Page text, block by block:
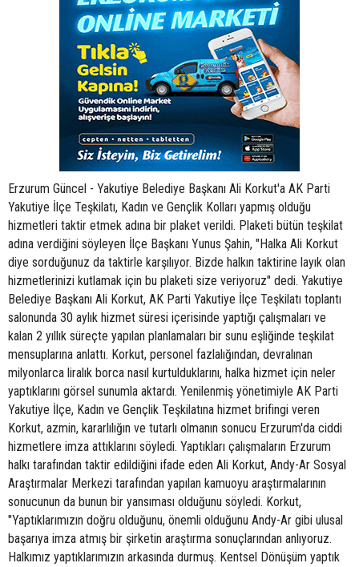
Erzurum Güncel - Yakutiye Belediye Başkanı Ali Korkut'a AK Parti
Yakutiye İlçe Teşkilatı, Kadın ve Gençlik Kolları yapmış olduğu
hizmetleri taktir etmek adına bir plaket verildi. Plaketi bütün teşkilat
adına verdiğini söyleyen İlçe Başkanı Yunus Şahin, "Halka Ali Korkut
diye sorduğunuz da taktirle karşılıyor. Bizde halkın taktirine layık olan
hizmetlerinizi kutlamak için bu plaketi size veriyoruz" dedi. Yakutiye
Belediye Başkanı Ali Korkut, AK Parti Yakutiye İlçe Teşkilatı toplantı
salonunda 30 aylık hizmet süresi içerisinde yaptığı çalışmaları ve
kalan 2 yıllık süreçte yapılan planlamaları bir sunu eşliğinde teşkilat
mensuplarına anlattı. Korkut, personel fazlalığından, devralınan
milyonlarca liralık borca nasıl kurtulduklarını, halka hizmet için neler
yaptıklarını görsel sunumla aktardı. Yenilenmiş yönetimiyle AK Parti
Yakutiye İlçe, Kadın ve Gençlik Teşkilatına hizmet brifingi veren
Korkut, azmin, kararlılığın ve tutarlı olmanın sonucu Erzurum'da ciddi
hizmetlere imza attıklarını söyledi. Yaptıkları çalışmaların Erzurum
halkı tarafından taktir edildiğini ifade eden Ali Korkut, Andy-Ar Sosyal
Araştırmalar Merkezi tarafından yapılan kamuoyu araştırmalarının
sonucunun da bunun bir yansıması olduğunu söyledi. Korkut,
"Yaptıklarımızın doğru olduğunu, önemli olduğunu Andy-Ar gibi ulusal
başarıya imza atmış bir şirketin araştırma sonuçlarından anlıyoruz.
Halkımız yaptıklarımızın arkasında durmuş. Kentsel Dönüşüm yaptık